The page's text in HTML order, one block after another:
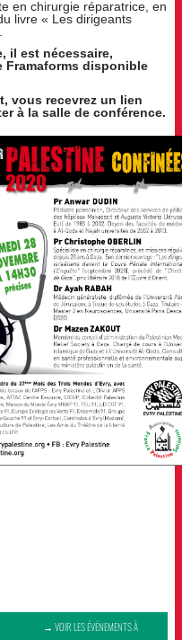
en chirurgie réparatrice, en
livre « Les dirigeants
il est nécessaire,
Framaforms disponible
vous recevrez un lien
à la salle de conférence.
→ VOIR LES ÉVÉNEMENTS À